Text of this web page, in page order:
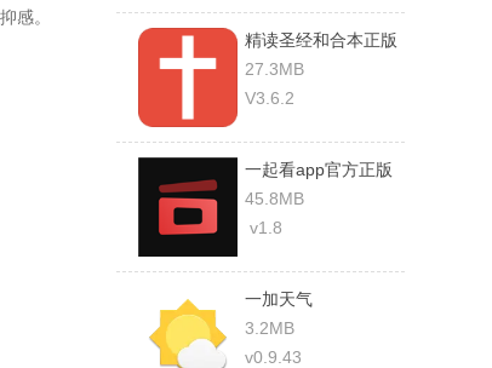
感。
精读圣经和合本正版
27.3MB
V3.6.2
一起看app官方正版
45.8MB
v1.8
一加天气
3.2MB
v0.9.43